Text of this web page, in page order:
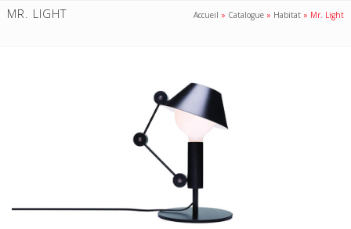
MR. LIGHT Accueil » Catalogue » Habitat » Mr. Light